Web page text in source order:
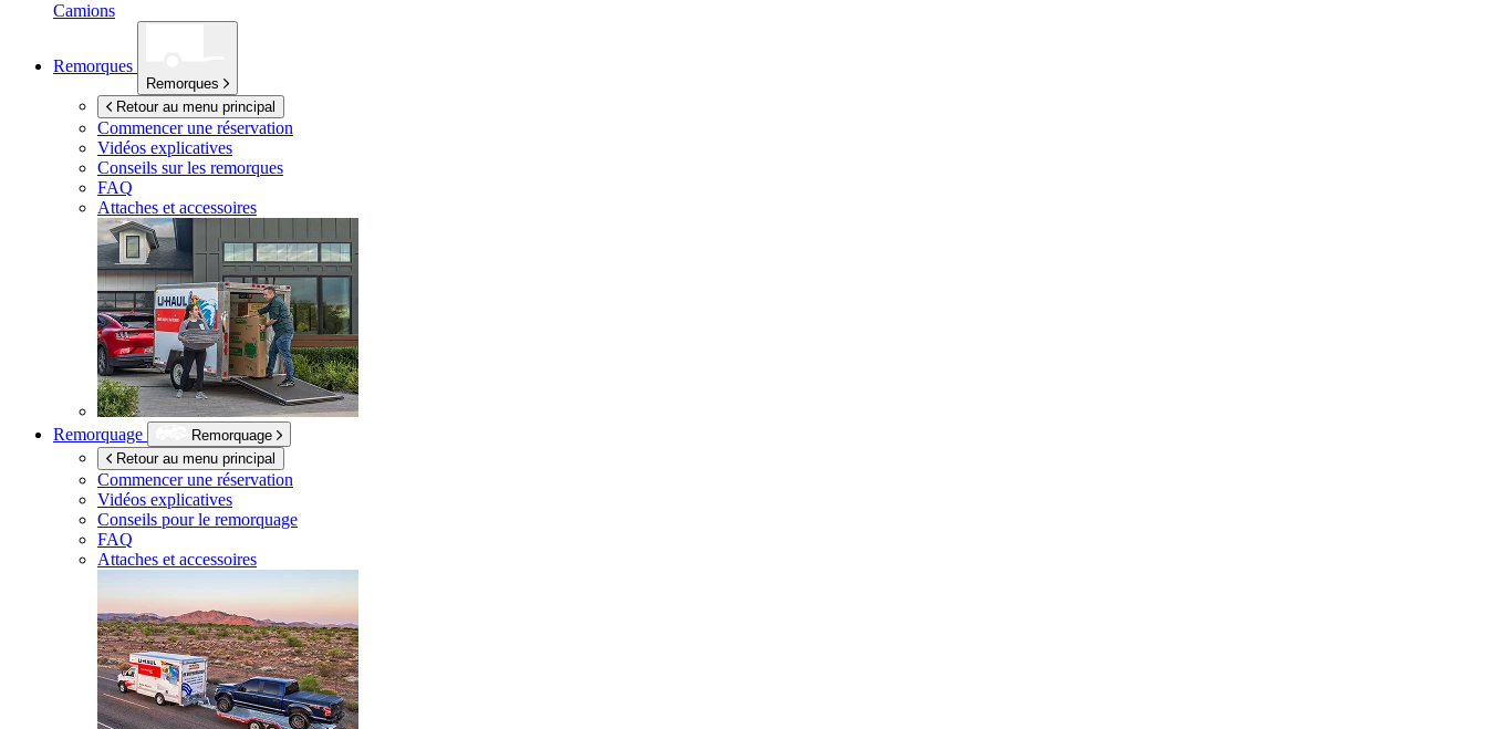
Camions
Remorques
Remorques
Retour au menu principal
Commencer une réservation
Vidéos explicatives
Conseils sur les remorques
FAQ
Attaches et accessoires
Remorquage
Remorquage
Retour au menu principal
Commencer une réservation
Vidéos explicatives
Conseils pour le remorquage
FAQ
Attaches et accessoires